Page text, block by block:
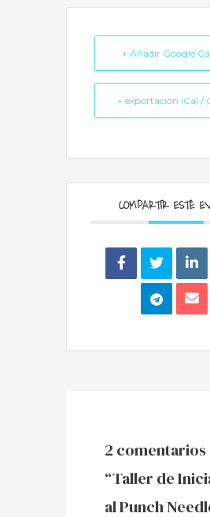
+ Añadir Google
+ exportación iCal /
COMPARTIR ESTE
2 comentarios
“Taller de
al Punch